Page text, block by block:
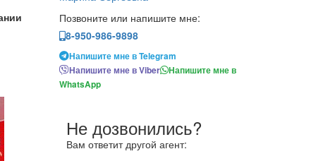
Позвоните или напишите мне:
8-950-986-9898
Напишите мне в Telegram
Напишите мне в Viber
Напишите мне в
WhatsApp
Не дозвонились?
Вам ответит другой агент: